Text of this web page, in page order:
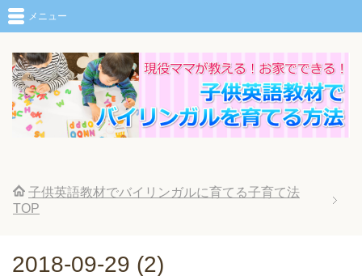
メニュー
子供英語教材でバイリンガルに育てる子育て法
TOP
2018-09-29 (2)